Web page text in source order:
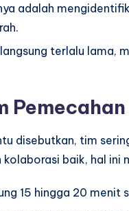
adalah
terlalu lama,
disebutkan, tim
kolaborasi baik, hal ini
15 hingga 20